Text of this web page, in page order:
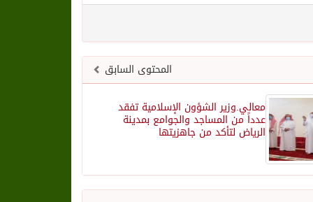
المحتوى السابق
معالي.وزير الشؤون الإسلامية تفقد
عدداً من المساجد والجوامع بمدينة
الرياض لتأكد من جاهزيتها